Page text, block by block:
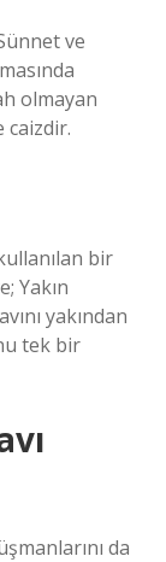
ve
olmayan
caizdir.
bir
Yakın
yakından
tek bir
da